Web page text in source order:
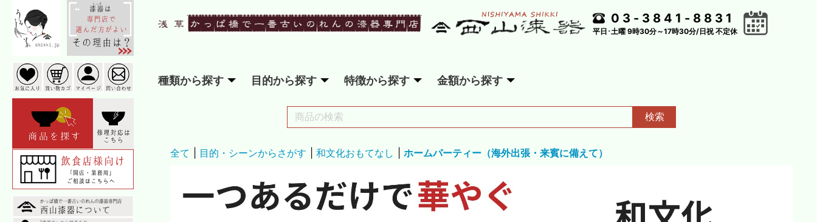
03-3841-8831
平日･土曜 9時30分～17時30分/日祝 不定休
種類から探す 目的から探す 特徴から探す 金額から探す
検索
全て 目的・シーンからさがす 和文化おもてなし ホームパーティー（海外出張・来賓に備えて）